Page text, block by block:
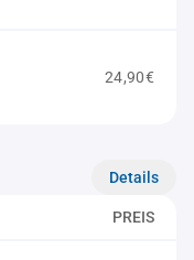
24,90€
Details
PREIS